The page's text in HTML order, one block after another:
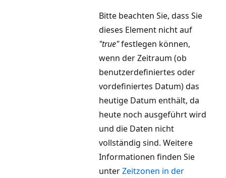
Bitte beachten Sie, dass Sie
dieses Element nicht auf
"true"festlegen können,
wenn der Zeitraum (ob
benutzerdefiniertes oder
vordefiniertes Datum) das
heutige Datum enthält, da
heute noch ausgeführt wird
und die Daten nicht
vollständig sind. Weitere
Informationen finden Sie
unterZeitzonen in der